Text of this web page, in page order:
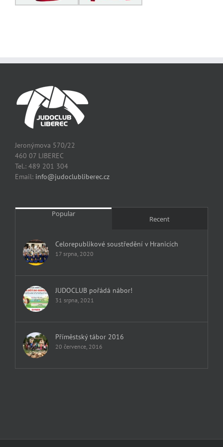
Jeronýmova 570/22
460 07 LIBEREC
Tel.: 489 201 304
Email: info@judoclubliberec.cz
Popular
Recent
Celorepublikové soustředění v Hranicích
17 srpna, 2020
JUDOCLUB pořádá nábor!
31 srpna, 2021
Příměstský tábor 2016
20 července, 2016